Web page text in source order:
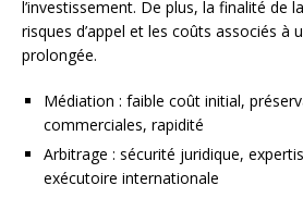
l’investissement. De plus, la finalité de
risques d’appel et les coûts associés à
prolongée.
Médiation : faible coût initial,
commerciales, rapidité
Arbitrage : sécurité juridique,
exécutoire internationale